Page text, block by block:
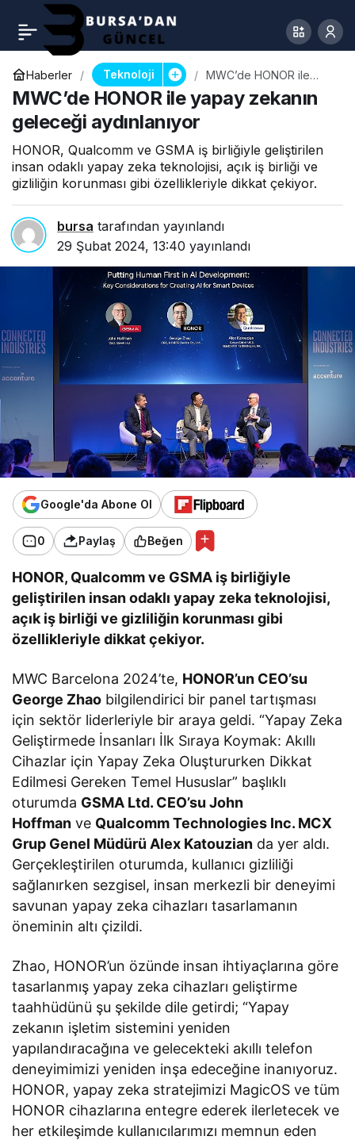
Haberler Teknoloji
MWC’de HONOR ile
yapay zekanın geleceği
aydınlanıyor
MWC’de HONOR ile yapay zekanın
geleceği aydınlanıyor
HONOR, Qualcomm ve GSMA iş birliğiyle geliştirilen
insan odaklı yapay zeka teknolojisi, açık iş birliği ve
gizliliğin korunması gibi özellikleriyle dikkat çekiyor.
bursa tarafından yayınlandı
29 Şubat 2024, 13:40 yayınlandı
Google'da Abone Ol
0 Paylaş Beğen
HONOR, Qualcomm ve GSMA iş birliğiyle
geliştirilen insan odaklı yapay zeka teknolojisi,
açık iş birliği ve gizliliğin korunması gibi
özellikleriyle dikkat çekiyor.
MWC Barcelona 2024’te, HONOR’un CEO’su
George Zhao bilgilendirici bir panel tartışması
için sektör liderleriyle bir araya geldi. “Yapay Zeka
Geliştirmede İnsanları İlk Sıraya Koymak: Akıllı
Cihazlar için Yapay Zeka Oluştururken Dikkat
Edilmesi Gereken Temel Hususlar” başlıklı
oturumda GSMA Ltd. CEO’su John
Hoffman ve Qualcomm Technologies Inc. MCX
Grup Genel Müdürü Alex Katouzian da yer aldı.
Gerçekleştirilen oturumda, kullanıcı gizliliği
sağlanırken sezgisel, insan merkezli bir deneyimi
savunan yapay zeka cihazları tasarlamanın
öneminin altı çizildi.
Zhao, HONOR’un özünde insan ihtiyaçlarına göre
tasarlanmış yapay zeka cihazları geliştirme
taahhüdünü şu şekilde dile getirdi; “Yapay
zekanın işletim sistemini yeniden
yapılandıracağına ve gelecekteki akıllı telefon
deneyimimizi yeniden inşa edeceğine inanıyoruz.
HONOR, yapay zeka stratejimizi MagicOS ve tüm
HONOR cihazlarına entegre ederek ilerletecek ve
her etkileşimde kullanıcılarımızı memnun eden